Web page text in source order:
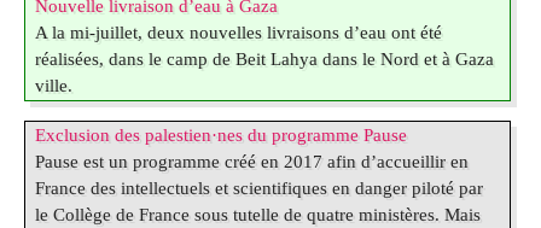
Palestine. Un grand merci
sur l’histoire et l’actualité en Palestine occupée. Les bénéfices
réalisés retournent intégralement en Palestine et
particulièrement à Gaza où nous poursuivons le financement
de distribution d’eau potable gratuite : depuis octobre 2023
en particulier nous avons recueilli plus de 80 000€ ! Au-delà
du soutien (…)
Nouvelle livraison d’eau à Gaza
A la mi-juillet, deux nouvelles livraisons d’eau ont été
réalisées, dans le camp de Beit Lahya dans le Nord et à Gaza
ville.
En p. J quelques vidéos de cette livraison, financée grâce à
vos dons
Exclusion des palestien·nes du programme Pause
Pause est un programme créé en 2017 afin d’accueillir en
France des intellectuels et scientifiques en danger piloté par
le Collège de France sous tutelle de quatre ministères. Mais